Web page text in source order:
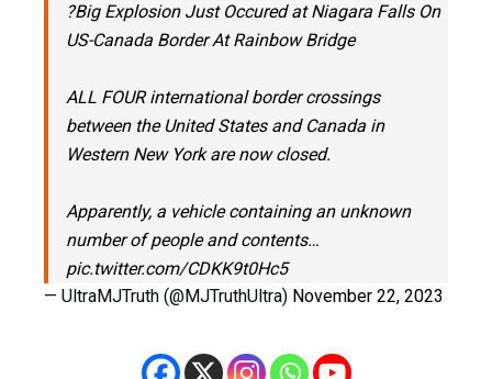
?Big Explosion Just Occured at Niagara Falls On
US-Canada Border At Rainbow Bridge
ALL FOUR international border crossings
between the United States and Canada in
Western New York are now closed.
Apparently, a vehicle containing an unknown
number of people and contents…
pic.twitter.com/CDKK9t0Hc5
— UltraMJTruth (@MJTruthUltra) November 22, 2023